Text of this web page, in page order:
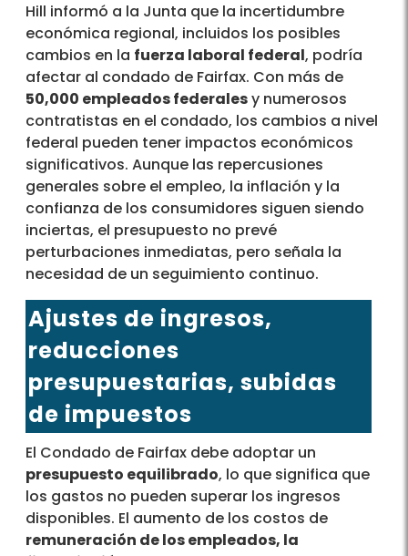
Hill informó a la Junta que la incertidumbre
económica regional, incluidos los posibles
cambios en la fuerza laboral federal, podría
afectar al condado de Fairfax. Con más de
50,000 empleados federalesy numerosos
contratistas en el condado, los cambios a nivel
federal pueden tener impactos económicos
significativos. Aunque las repercusiones
generales sobre el empleo, la inflación y la
confianza de los consumidores siguen siendo
inciertas, el presupuesto no prevé
perturbaciones inmediatas, pero señala la
necesidad de un seguimiento continuo.
Ajustes de ingresos,
reducciones
presupuestarias, subidas
de impuestos
El Condado de Fairfax debe adoptar un
presupuesto equilibrado, lo que significa que
los gastos no pueden superar los ingresos
disponibles. El aumento de los costos de
remuneración de los empleados, la